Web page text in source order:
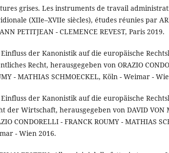
grises. Les instruments de travail
(XIIe–XVIIe siècles), études réunies par
PETITJEAN - CLEMENCE REVEST, Paris 2019.
der Kanonistik auf die europäische
Recht, herausgegeben von ORAZIO
- MATHIAS SCHMOECKEL, Köln - Weimar -
der Kanonistik auf die europäische
der Wirtschaft, herausgegeben von DAVID VON
CONDORELLI - FRANCK ROUMY - MATHIAS
- Wien 2016.